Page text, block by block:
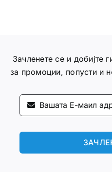
Зачленете се и добијте
за промоции, попусти и